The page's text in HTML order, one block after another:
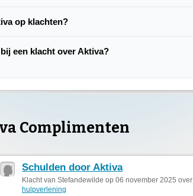
op klachten?
een klacht over Aktiva?
Complimenten
Schulden door Aktiva
Klacht van Stefandewilde op 06 november 2025 over
hulpverlening